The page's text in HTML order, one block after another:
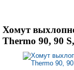
Хомут
Thermo 90, 90